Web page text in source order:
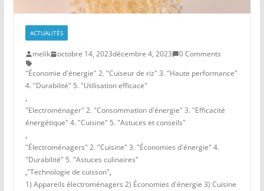
ACTUALITÉS
melik octobre 14, 2023décembre 4, 2023
0 Comments
"Économie d'énergie" 2. "Cuiseur de riz" 3. "Haute performance"
4. "Durabilité" 5. "Utilisation efficace"
,
"Electroménager" 2. "Consommation d'énergie" 3. "Efficacité
énergétique" 4. "Cuisine" 5. "Astuces et conseils"
,
"Électroménagers" 2. "Cuisine" 3. "Économies d'énergie" 4.
"Durabilité" 5. "Astuces culinaires"
,"Technologie de cuisson",
1) Appareils électroménagers 2) Économies d'énergie 3) Cuisine